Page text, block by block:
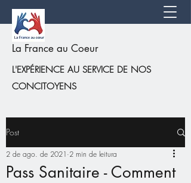
La France au Coeur
L'EXPÉRIENCE AU SERVICE DE NOS
CONCITOYENS
Post
Pass Sanitaire - Comment
2 de ago. de 2021 2 min de leitura